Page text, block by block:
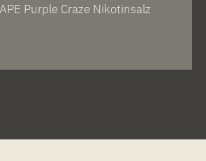
Purple Craze Nikotinsalz